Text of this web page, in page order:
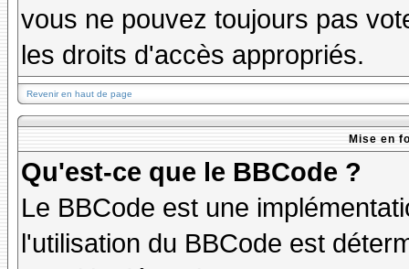
vous ne pouvez toujours pas
les droits d'accès appropriés.
Revenir en haut de page
Mise en
Qu'est-ce que le BBCode ?
Le BBCode est une
l'utilisation du BBCode est